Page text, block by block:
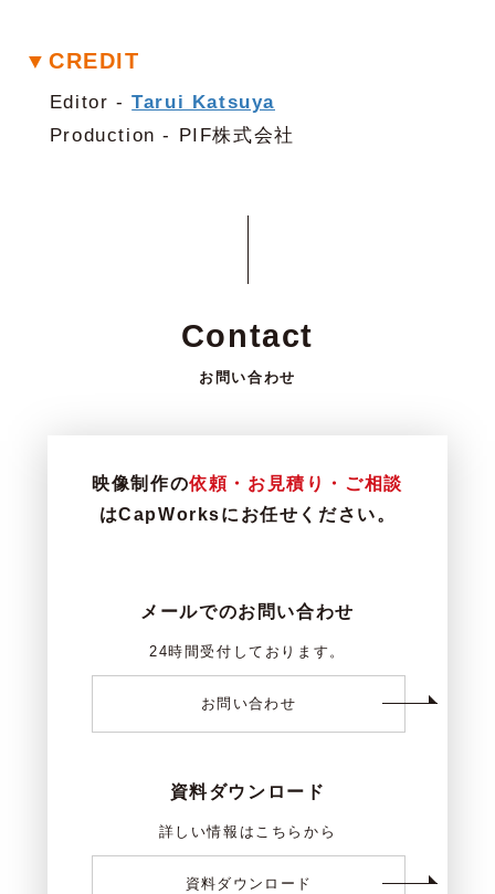
▼CREDIT
Editor -Tarui Katsuya
Production - PIF株式会社
Contact
お問い合わせ
映像制作の依頼・お見積り・ご相談
はCapWorksにお任せください。
メールでのお問い合わせ
24時間受付しております。
お問い合わせ
資料ダウンロード
詳しい情報はこちらから
資料ダウンロード